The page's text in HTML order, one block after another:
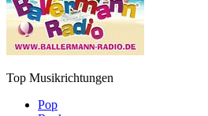
Top Musikrichtungen
Pop